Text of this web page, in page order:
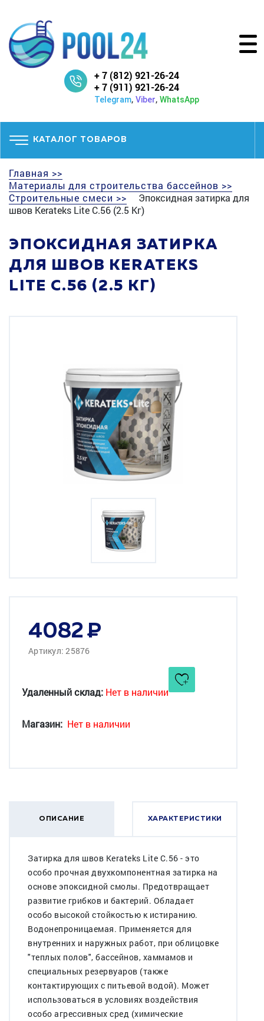
+ 7 (812) 921-26-24
+ 7 (911) 921-26-24
Telegram, Viber, WhatsApp
КАТАЛОГ ТОВАРОВ
Главная >>
Материалы для строительства бассейнов >>
Строительные смеси >>
Эпоксидная затирка для
швов Kerateks Lite С.56 (2.5 Кг)
ЭПОКСИДНАЯ ЗАТИРКА
ДЛЯ ШВОВ KERATEKS
LITE С.56 (2.5 КГ)
4082
Артикул: 25876
Удаленный склад: Нет в наличии
Магазин: Нет в наличии
ОПИСАНИЕ ХАРАКТЕРИСТИКИ
Затирка для швов Kerateks Lite С.56 - это
особо прочная двухкомпонентная затирка на
основе эпоксидной смолы. Предотвращает
развитие грибков и бактерий. Обладает
особо высокой стойкостью к истиранию.
Водонепроницаемая. Применяется для
внутренних и наружных работ, при облицовке
"теплых полов", бассейнов, хаммамов и
специальных резервуаров (также
контактирующих с питьевой водой). Может
использоваться в условиях воздействия
особо агрессивных сред (химические